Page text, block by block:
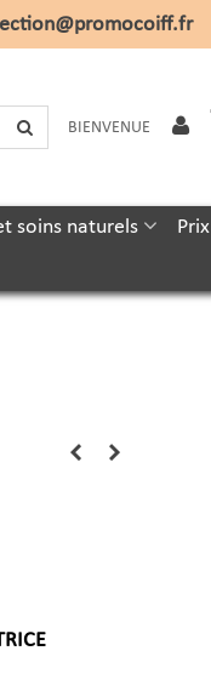
BIENVENUE
soins naturels